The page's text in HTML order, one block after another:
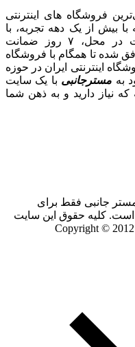
فروشگاه های اینترنتی
با بیش از یک دهه تجربه، با
پایبندی به سه اصل کلیدی، پرداخت در محل، ۷ روز ضمانت
شده تا همگام با فروشگاه‌
اینترنتی ایران در حوزه
به مسترجانبی با یک سایت
نیاز دارید و به ذهن شما
مستر جانبی فقط برای
است. کلیه حقوق این سایت